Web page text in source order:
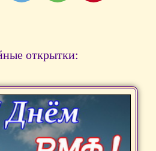
открытки: